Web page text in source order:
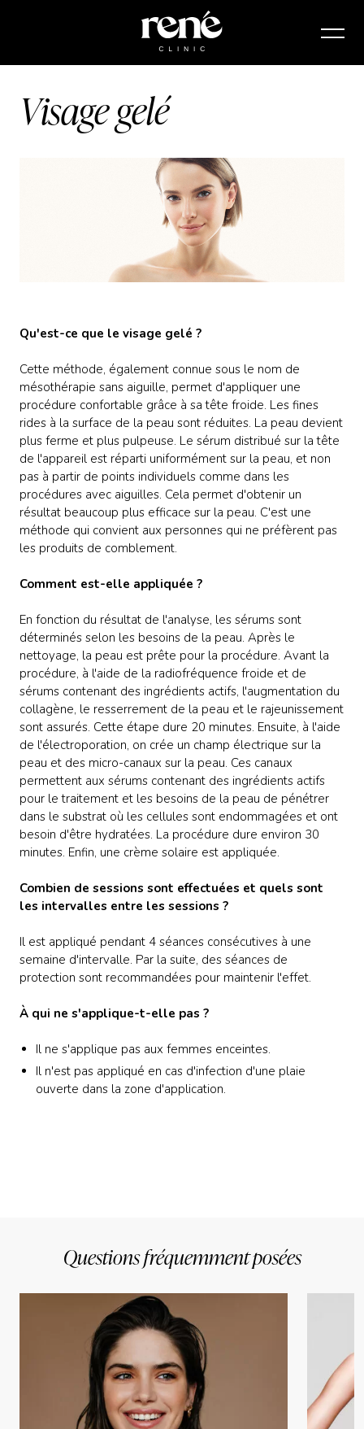
Visage gelé
Qu'est-ce que le visage gelé ?
Cette méthode, également connue sous le nom de
mésothérapie sans aiguille, permet d'appliquer une
procédure confortable grâce à sa tête froide. Les fines
rides à la surface de la peau sont réduites. La peau devient
plus ferme et plus pulpeuse. Le sérum distribué sur la tête
de l'appareil est réparti uniformément sur la peau, et non
pas à partir de points individuels comme dans les
procédures avec aiguilles. Cela permet d'obtenir un
résultat beaucoup plus efficace sur la peau. C'est une
méthode qui convient aux personnes qui ne préfèrent pas
les produits de comblement.
Comment est-elle appliquée ?
En fonction du résultat de l'analyse, les sérums sont
déterminés selon les besoins de la peau. Après le
nettoyage, la peau est prête pour la procédure. Avant la
procédure, à l'aide de la radiofréquence froide et de
sérums contenant des ingrédients actifs, l'augmentation du
collagène, le resserrement de la peau et le rajeunissement
sont assurés. Cette étape dure 20 minutes. Ensuite, à l'aide
de l'électroporation, on crée un champ électrique sur la
peau et des micro-canaux sur la peau. Ces canaux
permettent aux sérums contenant des ingrédients actifs
pour le traitement et les besoins de la peau de pénétrer
dans le substrat où les cellules sont endommagées et ont
besoin d'être hydratées. La procédure dure environ 30
minutes. Enfin, une crème solaire est appliquée.
Combien de sessions sont effectuées et quels sont
les intervalles entre les sessions ?
Il est appliqué pendant 4 séances consécutives à une
semaine d'intervalle. Par la suite, des séances de
protection sont recommandées pour maintenir l'effet.
À qui ne s'applique-t-elle pas ?
Il ne s'applique pas aux femmes enceintes.
Il n'est pas appliqué en cas d'infection d'une plaie
ouverte dans la zone d'application.
Questions fréquemment posées